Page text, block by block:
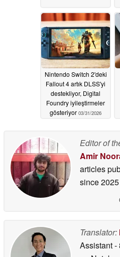
Nintendo Switch 2'deki
Fallout 4 artık DLSS'yi
destekliyor, Digital
Foundry iyileştirmeler
gösteriyor 03/31/2026
Editor of
Amir
articles
since 2025
Translator:
Assistant-